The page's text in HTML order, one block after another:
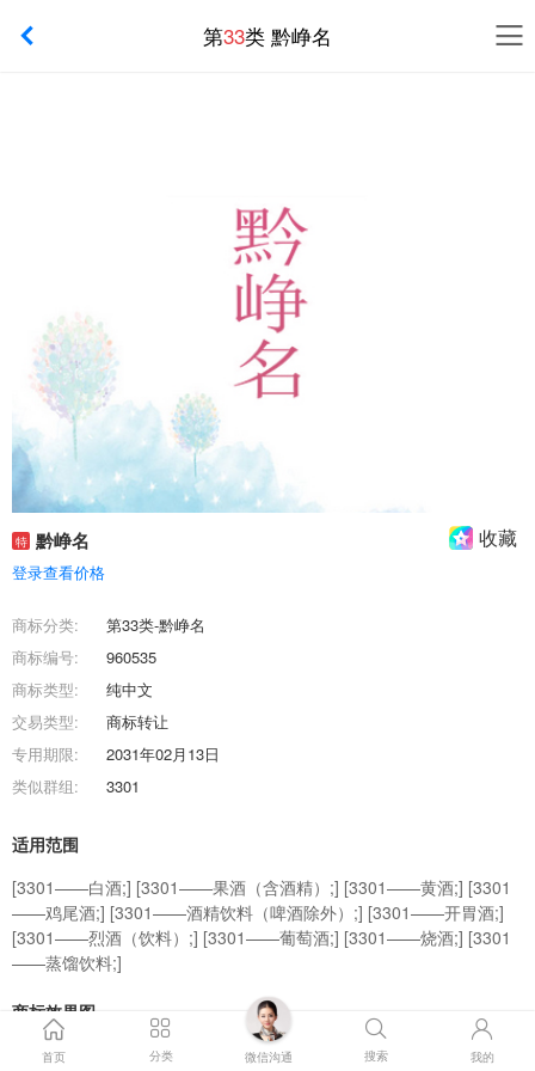
第33类 黔峥名
特 黔峥名 收藏
登录查看价格
商标分类:
第33类-黔峥名
商标编号:
960535
商标类型:
纯中文
交易类型:
商标转让
专用期限:
2031年02月13日
类似群组:
3301
适用范围
[3301——白酒;] [3301——果酒（含酒精）;] [3301——黄酒;] [3301
——鸡尾酒;] [3301——酒精饮料（啤酒除外）;] [3301——开胃酒;]
[3301——烈酒（饮料）;] [3301——葡萄酒;] [3301——烧酒;] [3301
——蒸馏饮料;]
商标效果图
首页 分类 微信沟通 搜索 我的